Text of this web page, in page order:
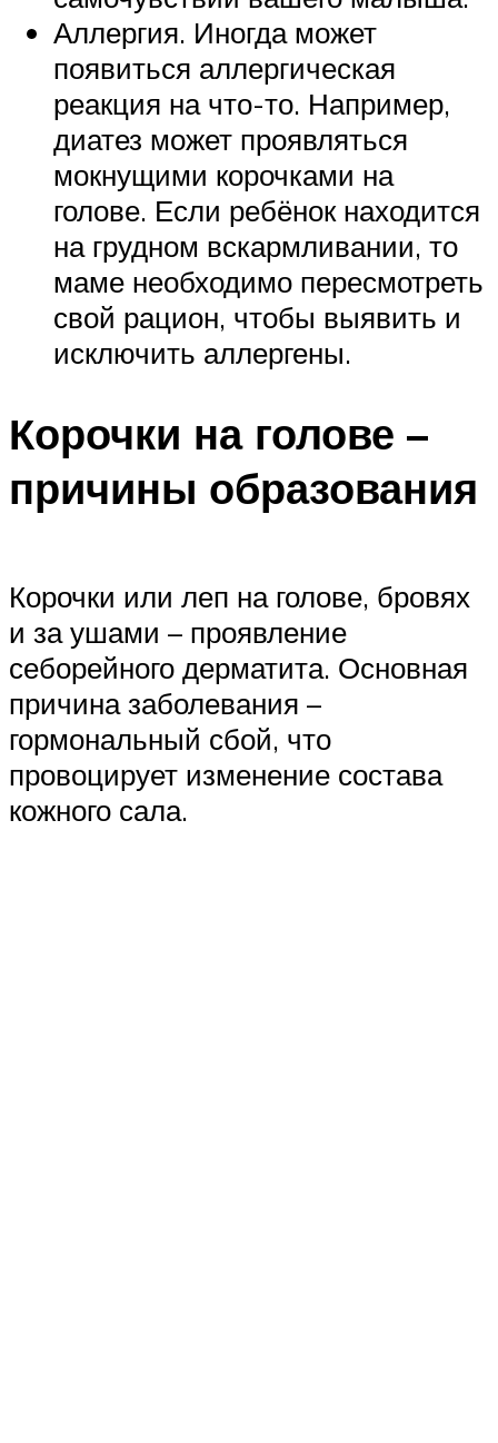
Аллергия. Иногда может
появиться аллергическая
реакция на что-то. Например,
диатез может проявляться
мокнущими корочками на
голове. Если ребёнок находится
на грудном вскармливании, то
маме необходимо пересмотреть
свой рацион, чтобы выявить и
исключить аллергены.
Корочки на голове –
причины образования
Корочки или леп на голове, бровях
и за ушами – проявление
себорейного дерматита. Основная
причина заболевания –
гормональный сбой, что
провоцирует изменение состава
кожного сала.